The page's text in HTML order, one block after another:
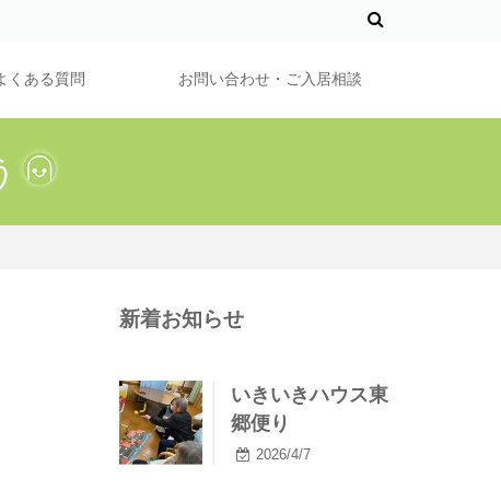
くある質問 お問い合わせ・ご入居相談
新着お知らせ
いきいきハウス東
郷便り
2026/4/7